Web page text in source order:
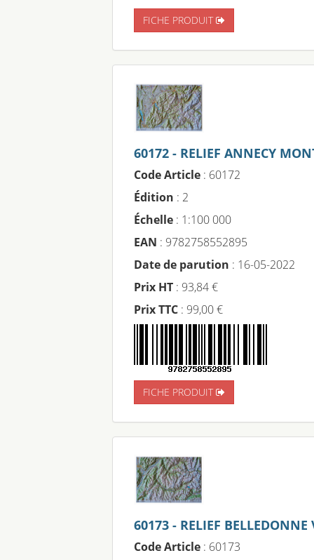
FICHE PRODUIT
60172 - RELIEF ANNECY
Code Article : 60172
Édition : 2
Échelle : 1:100 000
EAN : 9782758552895
Date de parution : 16-05-2022
Prix HT : 93,84 €
Prix TTC : 99,00 €
FICHE PRODUIT
60173 - RELIEF BELLEDONNE
Code Article : 60173